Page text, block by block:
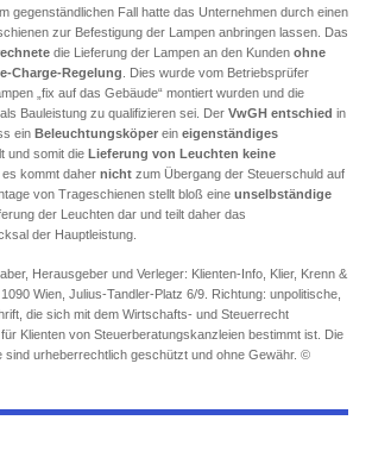
gegenständlichen Fall hatte das Unternehmen durch einen
zur Befestigung der Lampen anbringen lassen. Das
die Lieferung der Lampen an den Kunden ohne
Charge-Regelung . Dies wurde vom Betriebsprüfer
„fix auf das Gebäude“ montiert wurden und die
Bauleistung zu qualifizieren sei. Der VwGH entschied in
ein Beleuchtungsköper ein eigenständiges
und somit die Lieferung von Leuchten keine
kommt daher nicht zum Übergang der Steuerschuld auf
von Trageschienen stellt bloß eine unselbständige
der Leuchten dar und teilt daher das
der Hauptleistung.
Herausgeber und Verleger: Klienten-Info, Klier, Krenn &
Wien, Julius-Tandler-Platz 6/9. Richtung: unpolitische,
die sich mit dem Wirtschafts- und Steuerrecht
Klienten von Steuerberatungskanzleien bestimmt ist. Die
sind urheberrechtlich geschützt und ohne Gewähr. ©